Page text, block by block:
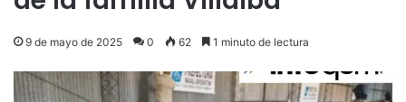
9 de mayo de 2025 0 62 1 minuto de lectura